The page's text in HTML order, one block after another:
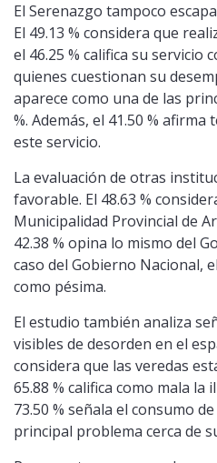
El Serenazgo tampoco
El 49.13 % considera que
el 46.25 % califica su servicio
quienes cuestionan su
aparece como una de las
%. Además, el 41.50 %
este servicio.
La evaluación de otras
favorable. El 48.63 %
Municipalidad Provincial de
42.38 % opina lo mismo del
caso del Gobierno Nacional,
como pésima.
El estudio también analiza
visibles de desorden en el
considera que las veredas
65.88 % califica como mala la
73.50 % señala el consumo
principal problema cerca de